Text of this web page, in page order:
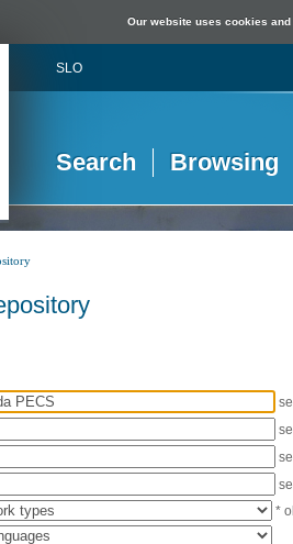
Our website uses cookies
SLO
Search Browsing
*